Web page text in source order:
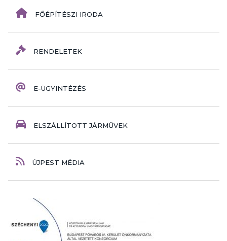
FŐÉPÍTÉSZI IRODA
RENDELETEK
E-ÜGYINTÉZÉS
ELSZÁLLÍTOTT JÁRMŰVEK
ÚJPEST MÉDIA